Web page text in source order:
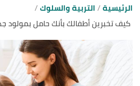
الرئيسية التربية والسلوك
كيف تخبرين أطفالك بأنك حامل بمولود